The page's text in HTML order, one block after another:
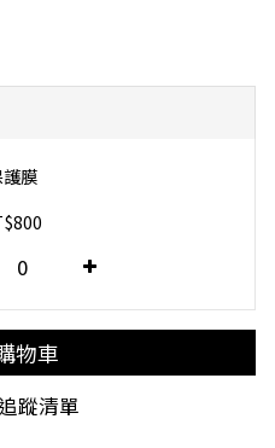
膜
物車
蹤清單